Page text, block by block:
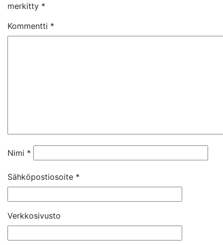
merkitty *
Kommentti *
Nimi *
Sähköpostiosoite *
Verkkosivusto